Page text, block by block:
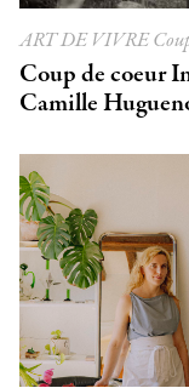
ART DE VIVRE
Coup de coeur
Camille